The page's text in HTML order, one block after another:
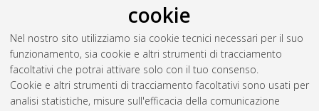
cookie
Nel nostro sito utilizziamo sia cookie tecnici necessari per il suo
funzionamento, sia cookie e altri strumenti di tracciamento
facoltativi che potrai attivare solo con il tuo consenso.
Cookie e altri strumenti di tracciamento facoltativi sono usati per
analisi statistiche, misure sull'efficacia della comunicazione
(2019)Super Jordan triple systems and
, [Dissertation thesis], Alma Mater
Studiorum Università di Bologna. Dottorato di ricerca in
Matematica, 31 Ciclo. DOI 10.6092/unibo/amsdottorato/8792.
Questa lista e' stata generata ilSat Aug 8 20:48:19 2026